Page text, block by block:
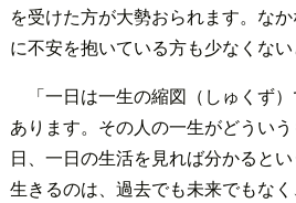
を受けた方が大勢おられます。な
に不安を抱いている方も少なくない
「一日は一生の縮図（しゅくず
あります。その人の一生がどうい
日、一日の生活を見れば分かると
生きるのは、過去でも未来でもな